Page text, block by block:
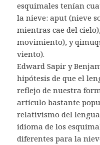
esquimales tenían
la nieve: aput (nieve
mientras cae del
movimiento), y
viento).
Edward Sapir y
hipótesis de que el
reflejo de nuestra
artículo bastante
relativismo del
idioma de los
diferentes para la